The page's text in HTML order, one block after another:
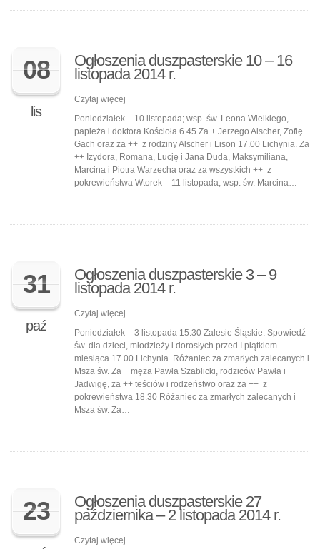
08
lis
Ogłoszenia duszpasterskie 10 – 16
listopada 2014 r.
Czytaj więcej
Poniedziałek – 10 listopada; wsp. św. Leona Wielkiego,
papieża i doktora Kościoła 6.45 Za + Jerzego Alscher, Zofię
Gach oraz za ++ z rodziny Alscher i Lison 17.00 Lichynia. Za
++ Izydora, Romana, Lucję i Jana Duda, Maksymiliana,
Marcina i Piotra Warzecha oraz za wszystkich ++ z
pokrewieństwa Wtorek – 11 listopada; wsp. św. Marcina…
31
paź
Ogłoszenia duszpasterskie 3 – 9
listopada 2014 r.
Czytaj więcej
Poniedziałek – 3 listopada 15.30 Zalesie Śląskie. Spowiedź
św. dla dzieci, młodzieży i dorosłych przed I piątkiem
miesiąca 17.00 Lichynia. Różaniec za zmarłych zalecanych i
Msza św. Za + męża Pawła Szablicki, rodziców Pawła i
Jadwigę, za ++ teściów i rodzeństwo oraz za ++ z
pokrewieństwa 18.30 Różaniec za zmarłych zalecanych i
Msza św. Za…
23 Ogłoszenia duszpasterskie 27
października – 2 listopada 2014 r.
Czytaj więcej